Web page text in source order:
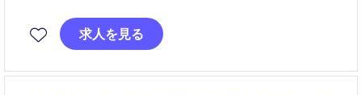
す。
求人を見る